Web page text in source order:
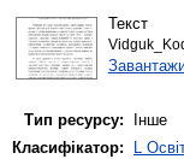
Текст
Тип ресурсу:
Інше
Класифікатор:
L